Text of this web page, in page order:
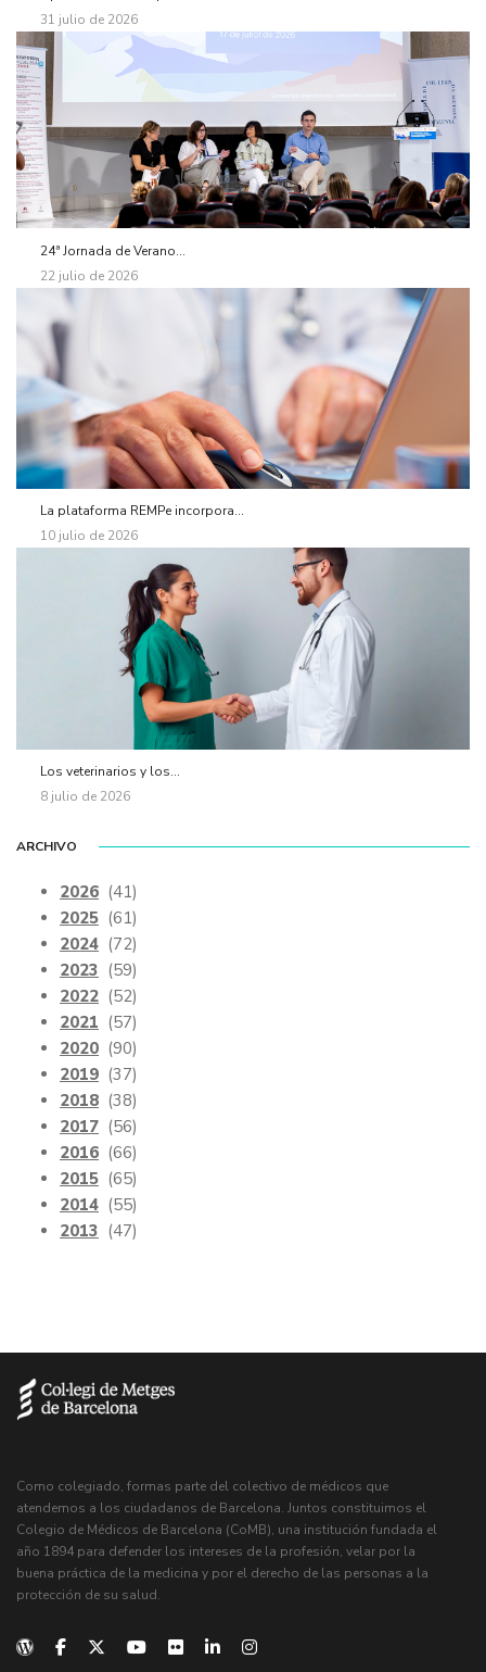
31 julio de 2026
24ª Jornada de Verano...
22 julio de 2026
La plataforma REMPe incorpora...
10 julio de 2026
Los veterinarios y los...
8 julio de 2026
ARCHIVO
2026 (41)
2025 (61)
2024 (72)
2023 (59)
2022 (52)
2021 (57)
2020 (90)
2019 (37)
2018 (38)
2017 (56)
2016 (66)
2015 (65)
2014 (55)
2013 (47)
Como colegiado, formas parte del colectivo de médicos que
atendemos a los ciudadanos de Barcelona. Juntos constituimos el
Colegio de Médicos de Barcelona (CoMB), una institución fundada el
año 1894 para defender los intereses de la profesión, velar por la
buena práctica de la medicina y por el derecho de las personas a la
protección de su salud.